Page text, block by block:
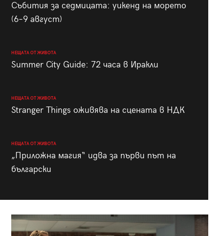
Събития за седмицата: уикенд на морето
(6–9 август)
НЕЩАТА ОТ ЖИВОТА
Summer City Guide: 72 часа в Иракли
НЕЩАТА ОТ ЖИВОТА
Stranger Things оживява на сцената в НДК
НЕЩАТА ОТ ЖИВОТА
„Приложна магия“ идва за първи път на
български